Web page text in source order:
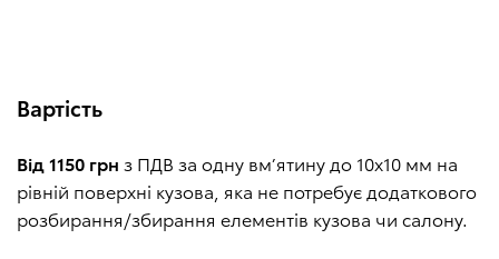
Вартість
Від 1150 грн з ПДВ за одну вм’ятину до 10х10 мм на
рівній поверхні кузова, яка не потребує додаткового
розбирання/збирання елементів кузова чи салону.